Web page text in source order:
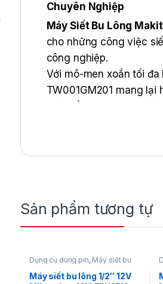
Chuyên Nghiệp
Máy Siết Bu Lông
cho những công việc
công nghiệp.
Với mô-men xoắn tối đa
TW001GM201 mang
Sản phẩm tương tự
Dụng cụ dùng pin, Máy siết bu
lông, Máy siết bu lông dùng pin
12V,Milwaukee
Máy siết bu lông 1/2″ 12V